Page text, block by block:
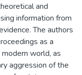
and
information from
The authors
as a
world, as
aggression of the